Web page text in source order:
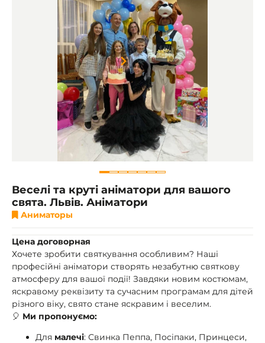
Item
of
7
Веселі та круті аніматори для вашого
свята. Львів. Аніматори
Аниматоры
Цена договорная
Хочете зробити святкування особливим? Наші
професійні аніматори створять незабутню святкову
атмосферу для вашої події! Завдяки новим костюмам,
яскравому реквізиту та сучасним програмам для дітей
різного віку, свято стане яскравим і веселим.
🎈 Ми пропонуємо:
Для малечі: Свинка Пеппа, Посіпаки, Принцеси,